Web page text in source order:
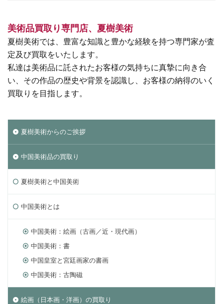
美術品買取り専門店、夏樹美術
夏樹美術では、豊富な知識と豊かな経験を持つ専門家が査
定及び買取をいたします。
私達は美術品に託されたお客様の気持ちに真摯に向き合
い、その作品の歴史や背景を認識し、お客様の納得のいく
買取りを目指します。
夏樹美術からのご挨拶
中国美術品の買取り
夏樹美術と中国美術
中国美術とは
中国美術：絵画（古画／近・現代画）
中国美術：書
中国皇室と宮廷画家の書画
中国美術：古陶磁
絵画（日本画・洋画）の買取り